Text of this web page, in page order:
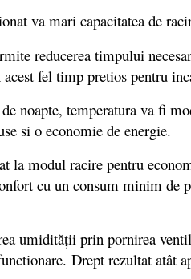
va mari capacitatea de
reducerea timpului
fel timp pretios pentru
noapte, temperatura va fi
si o economie de energie.
la modul racire pentru
cu un consum minim de
umidităţii prin pornirea
Drept rezultat atât